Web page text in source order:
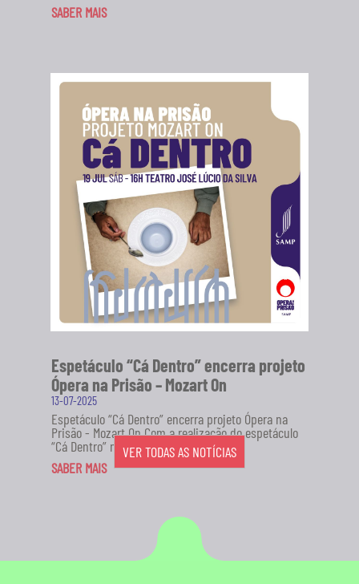
SABER MAIS
Espetáculo “Cá Dentro” encerra projeto
Ópera na Prisão – Mozart On
13-07-2025
Espetáculo “Cá Dentro” encerra projeto Ópera na
Prisão - Mozart On Com a realização do espetáculo
“Cá Dentro” no...
SABER MAIS
VER TODAS AS NOTÍCIAS